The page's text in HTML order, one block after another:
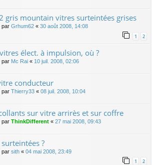
gris mountain vitres surteintées grises
par Grhum62 « 30 août 2008, 14:08
1 2
élect. à impulsion, où ?
par Mc Rai « 10 juil. 2008, 02:06
conducteur
par Thierry33 « 08 juil. 2008, 10:04
sur vitre arrirès et sur coffre
par ThinkDifferent « 27 mai 2008, 09:43
?
par sith « 04 mai 2008, 23:49
1 2